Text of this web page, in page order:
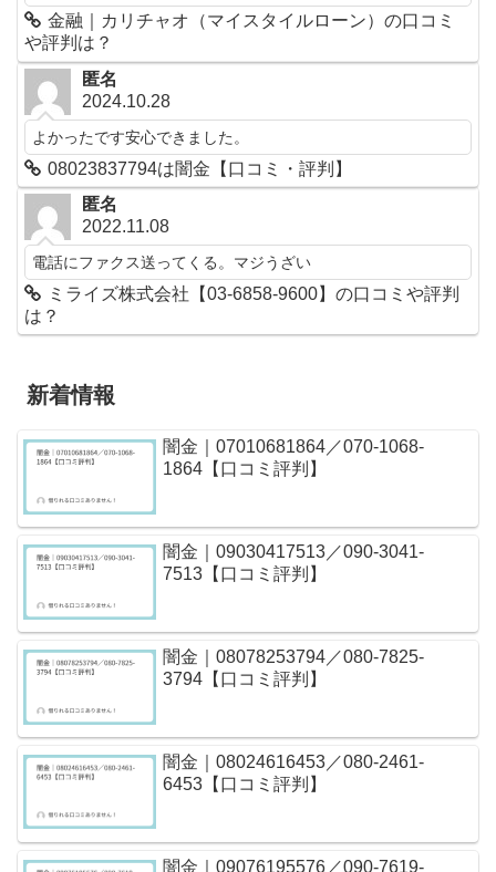
金融｜カリチャオ（マイスタイルローン）の口コミ
や評判は？
匿名
2024.10.28
よかったです安心できました。
08023837794は闇金【口コミ・評判】
匿名
2022.11.08
電話にファクス送ってくる。マジうざい
ミライズ株式会社【03-6858-9600】の口コミや評判
は？
新着情報
闇金｜07010681864／070-1068-
1864【口コミ評判】
闇金｜09030417513／090-3041-
7513【口コミ評判】
闇金｜08078253794／080-7825-
3794【口コミ評判】
闇金｜08024616453／080-2461-
6453【口コミ評判】
闇金｜09076195576／090-7619-